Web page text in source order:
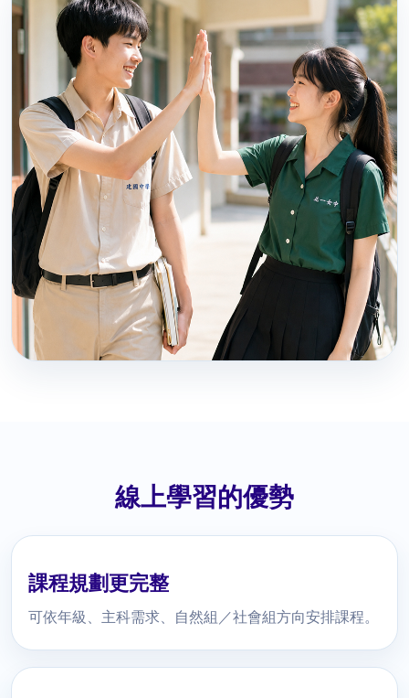
線上學習的優勢
課程規劃更完整
可依年級、主科需求、自然組／社會組方向安排課程。